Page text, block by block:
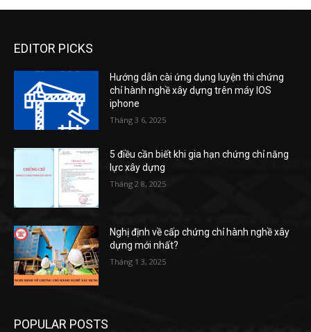
EDITOR PICKS
Hướng dẫn cài ứng dụng luyện thi chứng
chỉ hành nghề xây dựng trên máy IOS
iphone
Tháng 3 6, 2025
5 điều cần biết khi gia hạn chứng chỉ năng
lực xây dựng
Tháng 2 8, 2025
Nghị định về cấp chứng chỉ hành nghề xây
dựng mới nhất?
Tháng 1 3, 2025
POPULAR POSTS